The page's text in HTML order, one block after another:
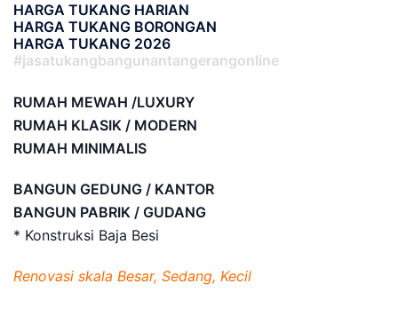
HARGA TUKANG HARIAN
HARGA TUKANG BORONGAN
HARGA TUKANG 2026
#jasatukangbangunantangerangonline
RUMAH MEWAH /LUXURY
RUMAH KLASIK / MODERN
RUMAH MINIMALIS
BANGUN GEDUNG / KANTOR
BANGUN PABRIK / GUDANG
* Konstruksi Baja Besi
Renovasi skala Besar, Sedang, Kecil